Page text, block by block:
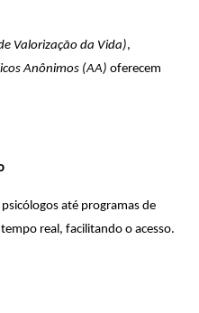
Valorização da Vida),
Anônimos (AA) oferecem
até programas de
real, facilitando o acesso.